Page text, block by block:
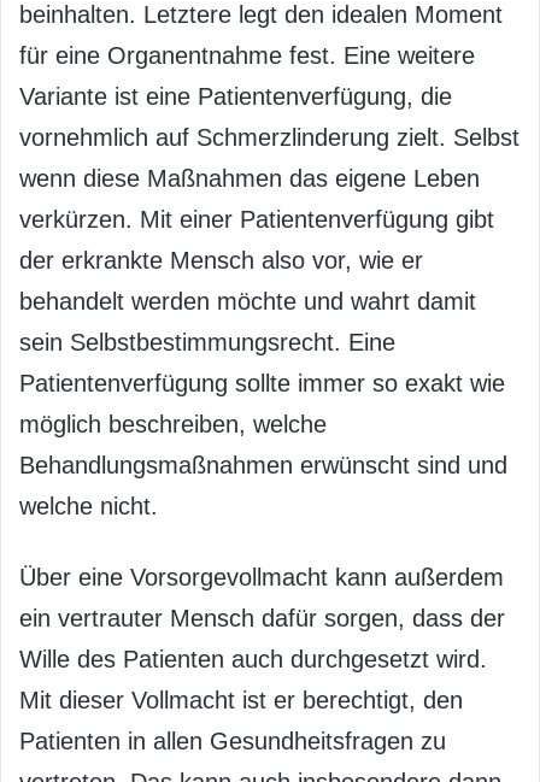
beinhalten. Letztere legt den idealen Moment
für eine Organentnahme fest. Eine weitere
Variante ist eine Patientenverfügung, die
vornehmlich auf Schmerzlinderung zielt. Selbst
wenn diese Maßnahmen das eigene Leben
verkürzen. Mit einer Patientenverfügung gibt
der erkrankte Mensch also vor, wie er
behandelt werden möchte und wahrt damit
sein Selbstbestimmungsrecht. Eine
Patientenverfügung sollte immer so exakt wie
möglich beschreiben, welche
Behandlungsmaßnahmen erwünscht sind und
welche nicht.
Über eine Vorsorgevollmacht kann außerdem
ein vertrauter Mensch dafür sorgen, dass der
Wille des Patienten auch durchgesetzt wird.
Mit dieser Vollmacht ist er berechtigt, den
Patienten in allen Gesundheitsfragen zu